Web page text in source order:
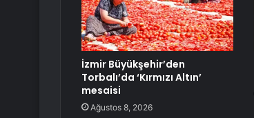
İzmir Büyükşehir’den
Torbalı’da ‘Kırmızı Altın’
mesaisi
Ağustos 8, 2026